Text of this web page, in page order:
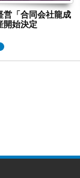
営「合同会社龍成
開始決定